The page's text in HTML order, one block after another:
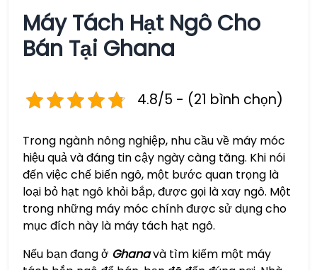
Máy Tách Hạt Ngô Cho
Bán Tại Ghana
4.8/5 - (21 bình chọn)
Trong ngành nông nghiệp, nhu cầu về máy móc
hiệu quả và đáng tin cậy ngày càng tăng. Khi nói
đến việc chế biến ngô, một bước quan trọng là
loại bỏ hạt ngô khỏi bắp, được gọi là xay ngô. Một
trong những máy móc chính được sử dụng cho
mục đích này là máy tách hạt ngô.
Nếu bạn đang ở Ghanavà tìm kiếm một máy